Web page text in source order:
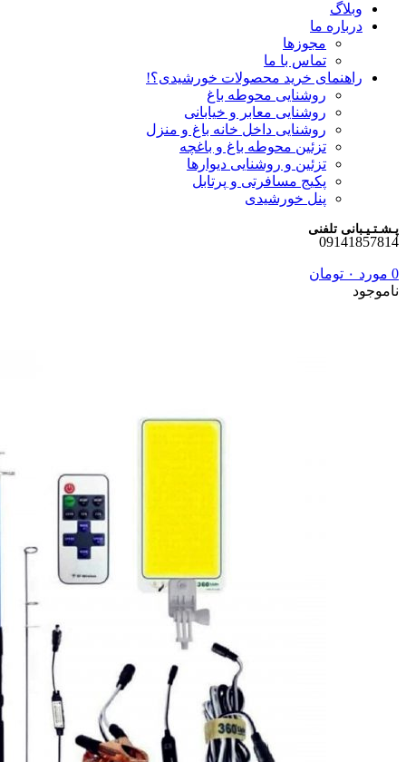
وبلاگ
درباره ما
مجوزها
تماس با ما
راهنمای خرید محصولات خورشیدی؟!
روشنایی محوطه باغ
روشنایی معابر و خیابانی
روشنایی داخل خانه باغ و منزل
تزئین محوطه باغ و باغچه
تزئین و روشنایی دیوارها
پکیج مسافرتی و پرتابل
پنل خورشیدی
پـشـتـیـبانی تلفنی
09141857814
0 مورد ۰ تومان
ناموجود